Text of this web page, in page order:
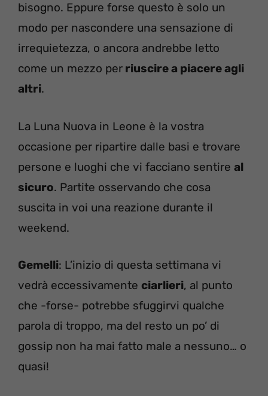
bisogno. Eppure forse questo è solo un
modo per nascondere una sensazione di
irrequietezza, o ancora andrebbe letto
come un mezzo per riuscire a piacere agli
altri.
La Luna Nuova in Leone è la vostra
occasione per ripartire dalle basi e trovare
persone e luoghi che vi facciano sentire al
sicuro. Partite osservando che cosa
suscita in voi una reazione durante il
weekend.
Gemelli: L’inizio di questa settimana vi
vedrà eccessivamente ciarlieri, al punto
che -forse- potrebbe sfuggirvi qualche
parola di troppo, ma del resto un po’ di
gossip non ha mai fatto male a nessuno… o
quasi!